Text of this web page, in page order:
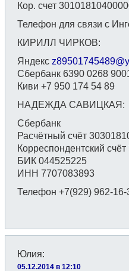
Кор. счет
Телефон для связи с
КИРИЛЛ ЧИРКОВ:
Яндекс
Сбербанк 6390 0268
Киви +7 950 174 54 89
НАДЕЖДА САВИЦКАЯ:
Сбербанк
Расчётный счёт
Корреспондентский
БИК 044525225
ИНН 7707083893
Телефон +7(929) 962-16-
Юлия:
05.12.2014 в 12:10